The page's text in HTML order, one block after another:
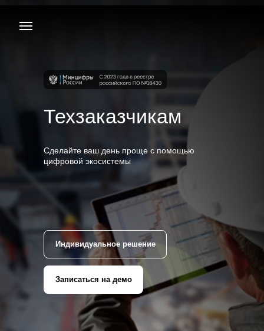
Записаться на демо
Индивидуальное решение
Техзаказчикам
Сделайте ваш день проще с помощью
цифровой экосистемы